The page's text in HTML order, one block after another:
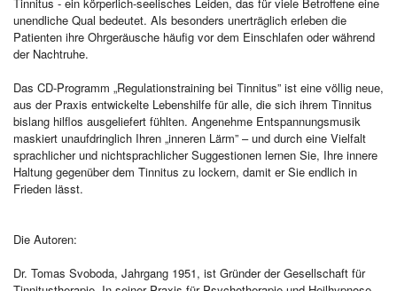
Tinnitus - ein körperlich-seelisches Leiden, das für viele Betroffene eine
unendliche Qual bedeutet. Als besonders unerträglich erleben die
Patienten ihre Ohrgeräusche häufig vor dem Einschlafen oder während
der Nachtruhe.
Das CD-Programm „Regulationstraining bei Tinnitus” ist eine völlig neue,
aus der Praxis entwickelte Lebenshilfe für alle, die sich ihrem Tinnitus
bislang hilflos ausgeliefert fühlten. Angenehme Entspannungsmusik
maskiert unaufdringlich Ihren „inneren Lärm” – und durch eine Vielfalt
sprachlicher und nichtsprachlicher Suggestionen lernen Sie, Ihre innere
Haltung gegenüber dem Tinnitus zu lockern, damit er Sie endlich in
Frieden lässt.
Die Autoren:
Dr. Tomas Svoboda, Jahrgang 1951, ist Gründer der Gesellschaft für